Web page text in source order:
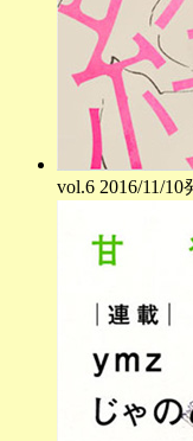
vol.6 2016/11/10